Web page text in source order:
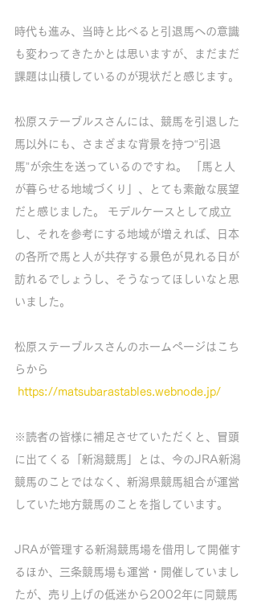
時代も進み、当時と比べると引退馬への意識
も変わってきたかとは思いますが、まだまだ
課題は山積しているのが現状だと感じます。
松原ステーブルスさんには、競馬を引退した
馬以外にも、さまざまな背景を持つ“引退
馬”が余生を送っているのですね。 「馬と人
が暮らせる地域づくり」、とても素敵な展望
だと感じました。 モデルケースとして成立
し、それを参考にする地域が増えれば、日本
の各所で馬と人が共存する景色が見れる日が
訪れるでしょうし、そうなってほしいなと思
いました。
松原ステーブルスさんのホームページはこち
らから
https://matsubarastables.webnode.jp/
※読者の皆様に補足させていただくと、冒頭
に出てくる「新潟競馬」とは、今のJRA新潟
競馬のことではなく、新潟県競馬組合が運営
していた地方競馬のことを指しています。
JRAが管理する新潟競馬場を借用して開催す
るほか、三条競馬場も運営・開催していまし
たが、売り上げの低迷から2002年に同競馬